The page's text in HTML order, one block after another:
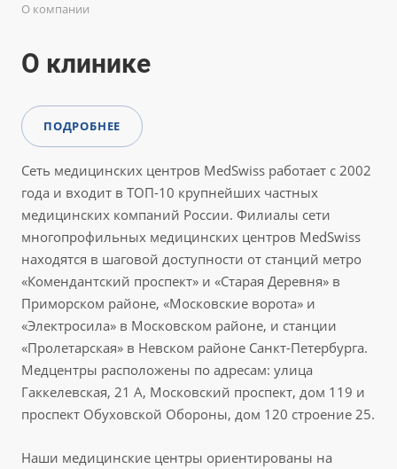
О компании
О клинике
ПОДРОБНЕЕ
Сеть медицинских центров MedSwiss работает с 2002
года и входит в ТОП-10 крупнейших частных
медицинских компаний России. Филиалы сети
многопрофильных медицинских центров MedSwiss
находятся в шаговой доступности от станций метро
«Комендантский проспект» и «Старая Деревня» в
Приморском районе, «Московские ворота» и
«Электросила» в Московском районе, и станции
«Пролетарская» в Невском районе Санкт-Петербурга.
Медцентры расположены по адресам: улица
Гаккелевская, 21 А, Московский проспект, дом 119 и
проспект Обуховской Обороны, дом 120 строение 25.
Наши медицинские центры ориентированы на